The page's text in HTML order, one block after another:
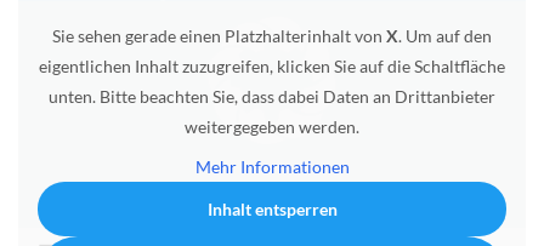
Sie sehen gerade einen Platzhalterinhalt von X. Um auf den
eigentlichen Inhalt zuzugreifen, klicken Sie auf die Schaltfläche
unten. Bitte beachten Sie, dass dabei Daten an Drittanbieter
weitergegeben werden.
Mehr Informationen
Inhalt entsperren